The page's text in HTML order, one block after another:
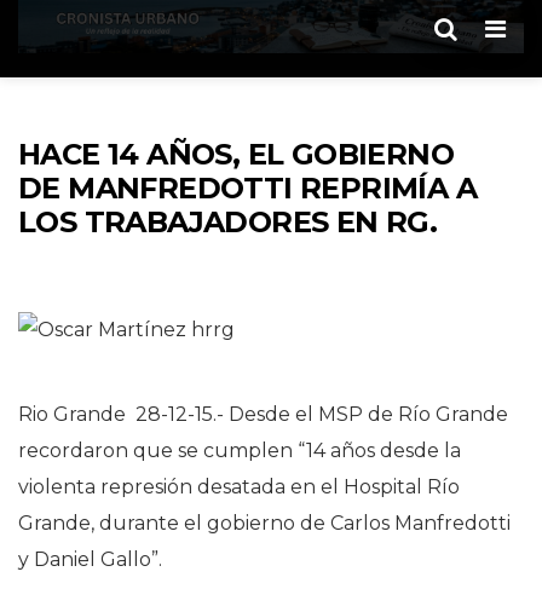
HACE 14 AÑOS, EL GOBIERNO
DE MANFREDOTTI REPRIMÍA A
LOS TRABAJADORES EN RG.
Rio Grande 28-12-15.- Desde el MSP de Río Grande
recordaron que se cumplen “14 años desde la
violenta represión desatada en el Hospital Río
Grande, durante el gobierno de Carlos Manfredotti
y Daniel Gallo”.